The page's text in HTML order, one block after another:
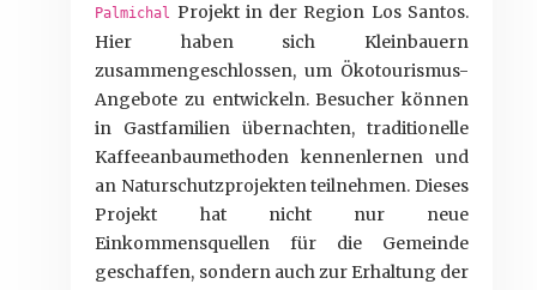
Palmichal Projekt in der Region Los Santos.
Hier haben sich Kleinbauern
zusammengeschlossen, um Ökotourismus-
Angebote zu entwickeln. Besucher können
in Gastfamilien übernachten, traditionelle
Kaffeeanbaumethoden kennenlernen und
an Naturschutzprojekten teilnehmen. Dieses
Projekt hat nicht nur neue
Einkommensquellen für die Gemeinde
geschaffen, sondern auch zur Erhaltung der